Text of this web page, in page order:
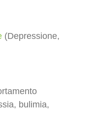
(Depressione,
bulimia,